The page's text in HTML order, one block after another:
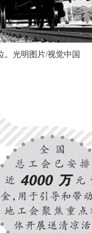
。光明图片/视觉中国